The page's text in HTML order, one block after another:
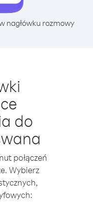
nagłówku rozmowy
do
połączeń
Wybierz